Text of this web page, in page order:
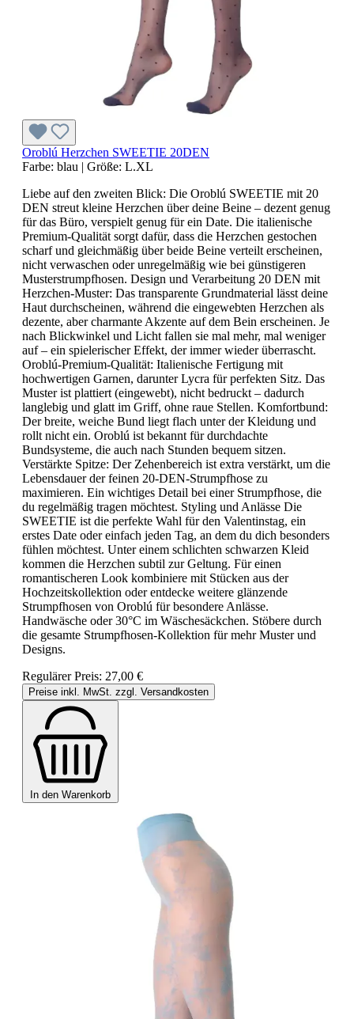
Oroblú Herzchen SWEETIE 20DEN
Farbe: blau | Größe: L.XL
Liebe auf den zweiten Blick: Die Oroblú SWEETIE mit 20
DEN streut kleine Herzchen über deine Beine – dezent genug
für das Büro, verspielt genug für ein Date. Die italienische
Premium-Qualität sorgt dafür, dass die Herzchen gestochen
scharf und gleichmäßig über beide Beine verteilt erscheinen,
nicht verwaschen oder unregelmäßig wie bei günstigeren
Musterstrumpfhosen. Design und Verarbeitung 20 DEN mit
Herzchen-Muster: Das transparente Grundmaterial lässt deine
Haut durchscheinen, während die eingewebten Herzchen als
dezente, aber charmante Akzente auf dem Bein erscheinen. Je
nach Blickwinkel und Licht fallen sie mal mehr, mal weniger
auf – ein spielerischer Effekt, der immer wieder überrascht.
Oroblú-Premium-Qualität: Italienische Fertigung mit
hochwertigen Garnen, darunter Lycra für perfekten Sitz. Das
Muster ist plattiert (eingewebt), nicht bedruckt – dadurch
langlebig und glatt im Griff, ohne raue Stellen. Komfortbund:
Der breite, weiche Bund liegt flach unter der Kleidung und
rollt nicht ein. Oroblú ist bekannt für durchdachte
Bundsysteme, die auch nach Stunden bequem sitzen.
Verstärkte Spitze: Der Zehenbereich ist extra verstärkt, um die
Lebensdauer der feinen 20-DEN-Strumpfhose zu
maximieren. Ein wichtiges Detail bei einer Strumpfhose, die
du regelmäßig tragen möchtest. Styling und Anlässe Die
SWEETIE ist die perfekte Wahl für den Valentinstag, ein
erstes Date oder einfach jeden Tag, an dem du dich besonders
fühlen möchtest. Unter einem schlichten schwarzen Kleid
kommen die Herzchen subtil zur Geltung. Für einen
romantischeren Look kombiniere mit Stücken aus der
Hochzeitskollektion oder entdecke weitere glänzende
Strumpfhosen von Oroblú für besondere Anlässe.
Handwäsche oder 30°C im Wäschesäckchen. Stöbere durch
die gesamte Strumpfhosen-Kollektion für mehr Muster und
Designs.
Regulärer Preis: 27,00 €
Preise inkl. MwSt. zzgl. Versandkosten
In den Warenkorb